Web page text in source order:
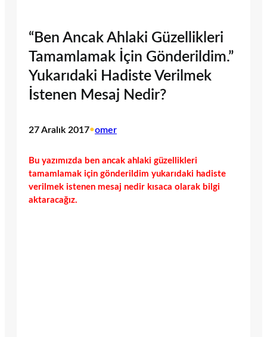
“Ben Ancak Ahlaki Güzellikleri
Tamamlamak İçin Gönderildim.”
Yukarıdaki Hadiste Verilmek
İstenen Mesaj Nedir?
27 Aralık 2017•omer
Bu yazımızda ben ancak ahlaki güzellikleri
tamamlamak için gönderildim yukarıdaki hadiste
verilmek istenen mesaj nedir kısaca olarak bilgi
aktaracağız.